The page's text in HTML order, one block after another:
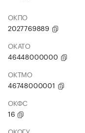
ОКПО
2027769889
ОКАТО
46448000000
ОКТМО
46748000001
ОКФС
16